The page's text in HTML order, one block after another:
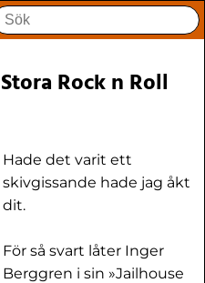
Rock n Roll
Hade det varit ett
skivgissande hade jag åkt
dit.
För så svart låter Inger
Berggren i sin »Jailhouse